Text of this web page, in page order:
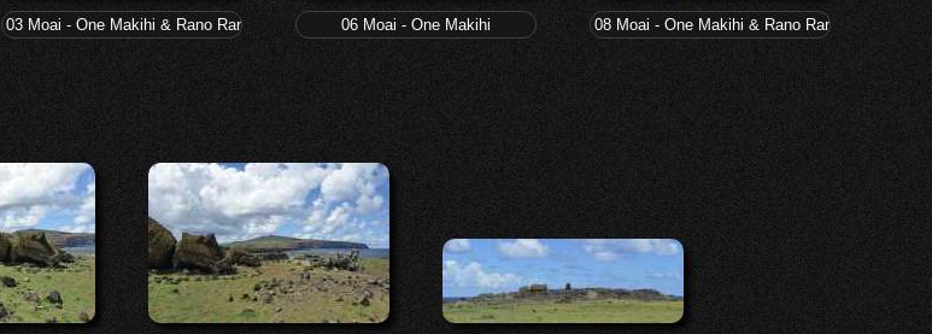
03 Moai - One Makihi & Rano Raraku d'où ils viennent06 Moai - One Makihi 08 Moai - One Makihi & Rano Raraku d'où ils